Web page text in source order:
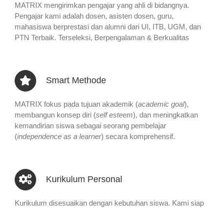
MATRIX mengirimkan pengajar yang ahli di bidangnya.
Pengajar kami adalah dosen, asisten dosen, guru,
mahasiswa berprestasi dan alumni dari UI, ITB, UGM, dan
PTN Terbaik. Terseleksi, Berpengalaman & Berkualitas
Smart Methode
MATRIX fokus pada tujuan akademik (academic goal),
membangun konsep diri (self esteem), dan meningkatkan
kemandirian siswa sebagai seorang pembelajar
(independence as a learner) secara komprehensif.
Kurikulum Personal
Kurikulum disesuaikan dengan kebutuhan siswa. Kami siap